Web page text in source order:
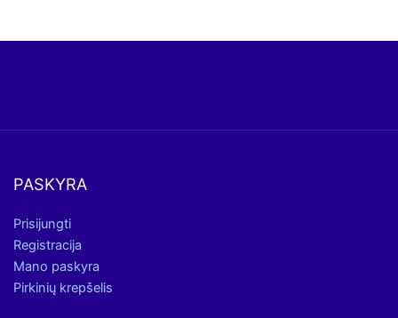
PASKYRA
Prisijungti
Registracija
Mano paskyra
Pirkinių krepšelis